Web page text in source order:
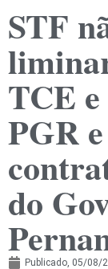
STF
TCE
PGR
do
Publicado, 05/08/